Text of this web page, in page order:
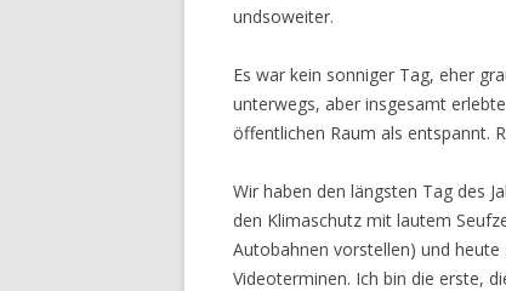
undsoweiter.
Es war kein sonniger Tag, eher
unterwegs, aber insgesamt
öffentlichen Raum als entspannt.
Wir haben den längsten Tag des
den Klimaschutz mit lautem
Autobahnen vorstellen) und
Videoterminen. Ich bin die erste,